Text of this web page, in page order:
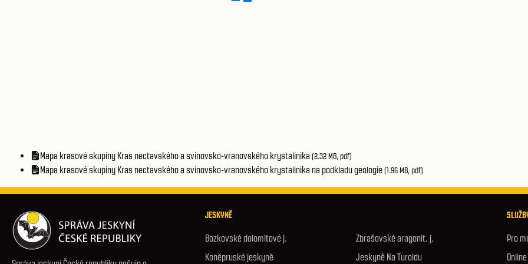
Mapa krasové skupiny Kras nectavského a svinovsko-vranovského krystalinika (2.32 MB, pdf)
Mapa krasové skupiny Kras nectavského a svinovsko-vranovského krystalinika na podkladu geologie(1.96 MB, pdf)
JESKYNĚ
Bozkovské dolomitové j.
Koněpruské jeskyně
Zbrašovské aragonit. j.
Jeskyně Na Turoldu
Pro